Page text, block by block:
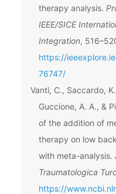
therapy analysis.
IEEE/SICE
Integration,
https://
76747/
Vanti, C., Saccardo,
Guccione, A. A., &
of the addition of
therapy on low
with meta-analysis.
Traumatologica
https://